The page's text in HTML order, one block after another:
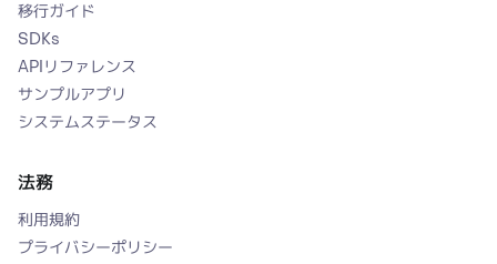
移行ガイド
SDKs
APIリファレンス
サンプルアプリ
システムステータス
法務
利用規約
プライバシーポリシー